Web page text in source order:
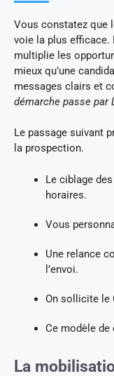
Vous constatez que
voie la plus efficace.
multiplie les
mieux qu’une
messages clairs et
démarche passe par
Le passage suivant
la prospection.
Le ciblage
horaires.
Vous
Une relance
l’envoi.
On sollicite le
Ce modèle de
La